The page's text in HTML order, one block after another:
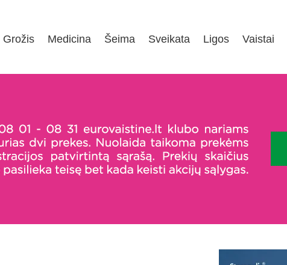
Grožis Medicina Šeima Sveikata Ligos Vaistai